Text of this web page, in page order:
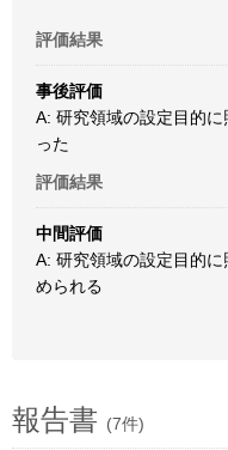
評価結果
事後評価
A: 研究領域の設定目的
った
評価結果
中間評価
A: 研究領域の設定目的
められる
報告書 (7件)